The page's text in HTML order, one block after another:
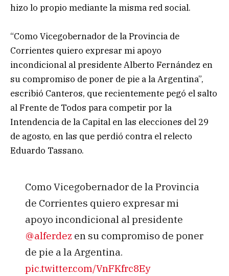
hizo lo propio mediante la misma red social.
“Como Vicegobernador de la Provincia de
Corrientes quiero expresar mi apoyo
incondicional al presidente Alberto Fernández en
su compromiso de poner de pie a la Argentina”,
escribió Canteros, que recientemente pegó el salto
al Frente de Todos para competir por la
Intendencia de la Capital en las elecciones del 29
de agosto, en las que perdió contra el relecto
Eduardo Tassano.
Como Vicegobernador de la Provincia
de Corrientes quiero expresar mi
apoyo incondicional al presidente
@alferdez en su compromiso de poner
de pie a la Argentina.
pic.twitter.com/VnFKfrc8Ey